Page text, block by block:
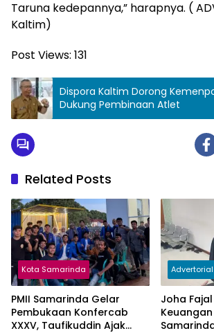
Taruna kedepannya,” harapnya. (
Kaltim)
Post Views: 131
Dispora Kaltim Dorong
Dukung Pembinaan Atlet
Related Posts
Kota Samarinda
PMII Samarinda Gelar
Pembukaan Konfercab
XXXV, Taufikuddin Ajak
Advertorial
Joha